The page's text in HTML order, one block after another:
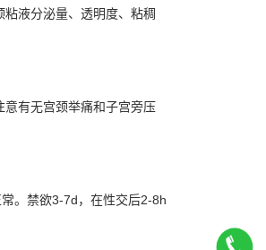
液分泌量、透明度、粘稠
有无宫颈举痛和子宫旁压
。禁欲3-7d，在性交后2-8h